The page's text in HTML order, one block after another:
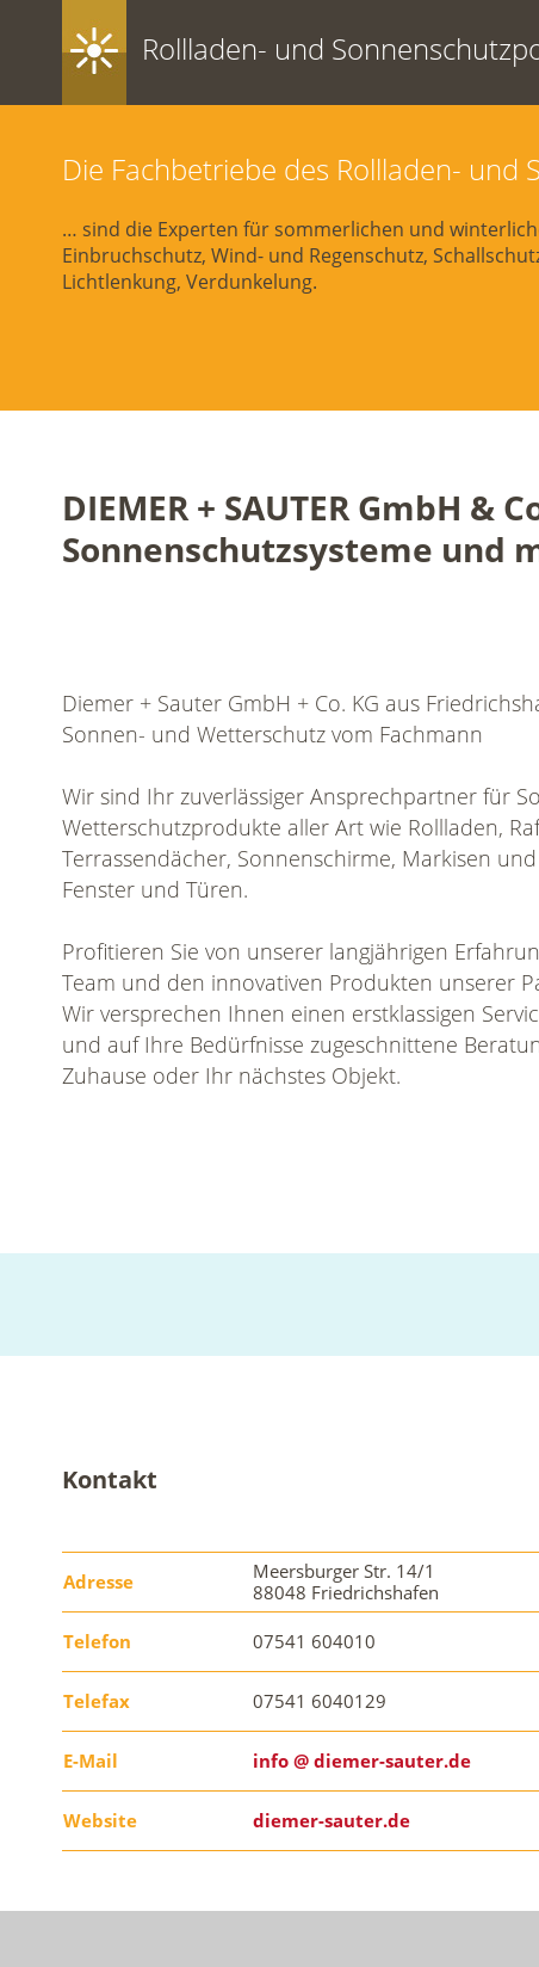
Rollladen- und
Die Fachbetriebe des Rollladen-
… sind die Experten für sommerlichen und
Einbruchschutz, Wind- und Regenschutz,
Lichtlenkung, Verdunkelung.
DIEMER + SAUTER GmbH &
Sonnenschutzsysteme und
Diemer + Sauter GmbH + Co. KG aus
Sonnen- und Wetterschutz vom Fachmann
Wir sind Ihr zuverlässiger Ansprechpartner für
Wetterschutzprodukte aller Art wie Rollladen,
Terrassendächer, Sonnenschirme, Markisen
Fenster und Türen.
Profitieren Sie von unserer langjährigen
Team und den innovativen Produkten unserer
Wir versprechen Ihnen einen erstklassigen
und auf Ihre Bedürfnisse zugeschnittene
Zuhause oder Ihr nächstes Objekt.
Kontakt
Adresse
Meersburger Str. 14/1
88048 Friedrichshafen
Telefon 07541 604010
Telefax 07541 6040129
E-Mail info @ diemer-sauter.de
Website diemer-sauter.de